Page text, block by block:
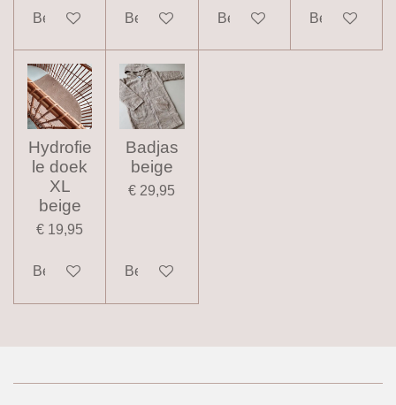
Bekijk details Bekijk details Bekijk details Bekijk details
Hydrofie
le doek
XL
beige
€ 19,95
Bekijk details
Badjas
beige
€ 29,95
Bekijk details